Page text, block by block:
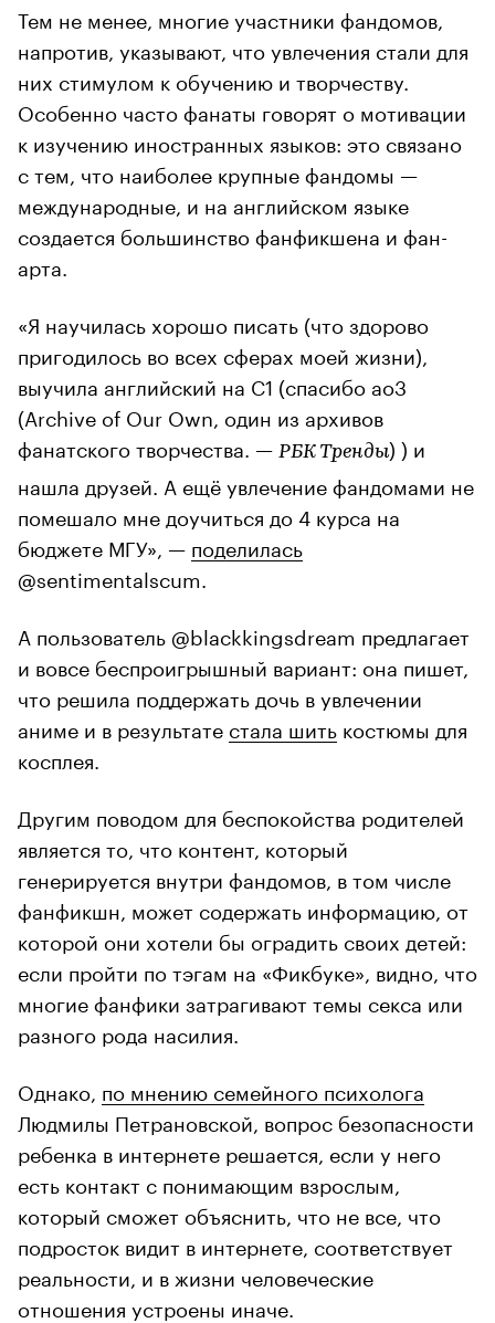
Тем не менее, многие участники фандомов,
напротив, указывают, что увлечения стали для
них стимулом к обучению и творчеству.
Особенно часто фанаты говорят о мотивации
к изучению иностранных языков: это связано
с тем, что наиболее крупные фандомы —
международные, и на английском языке
создается большинство фанфикшена и фан-
арта.
«Я научилась хорошо писать (что здорово
пригодилось во всех сферах моей жизни),
выучила английский на С1 (спасибо ао3
(Archive of Our Own, один из архивов
фанатского творчества. — РБК Тренды) ) и
нашла друзей. А ещё увлечение фандомами не
помешало мне доучиться до 4 курса на
бюджете МГУ», — поделилась
@sentimentalscum.
А пользователь @blackkingsdream предлагает
и вовсе беспроигрышный вариант: она пишет,
что решила поддержать дочь в увлечении
аниме и в результате стала шить костюмы для
косплея.
Другим поводом для беспокойства родителей
является то, что контент, который
генерируется внутри фандомов, в том числе
фанфикшн, может содержать информацию, от
которой они хотели бы оградить своих детей:
если пройти по тэгам на «Фикбуке», видно, что
многие фанфики затрагивают темы секса или
разного рода насилия.
Однако, по мнению семейного психолога
Людмилы Петрановской, вопрос безопасности
ребенка в интернете решается, если у него
есть контакт с понимающим взрослым,
который сможет объяснить, что не все, что
подросток видит в интернете, соответствует
реальности, и в жизни человеческие
отношения устроены иначе.